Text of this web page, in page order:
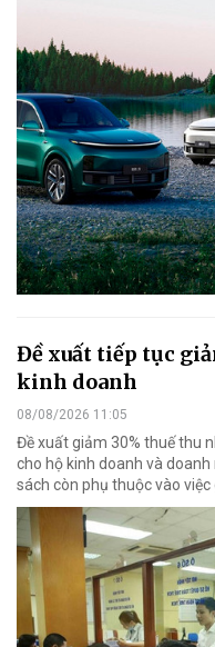
Đề xuất tiếp tục
kinh doanh
08/08/2026 11:05
Đề xuất giảm 30% thuế thu
cho hộ kinh doanh và
sách còn phụ thuộc vào